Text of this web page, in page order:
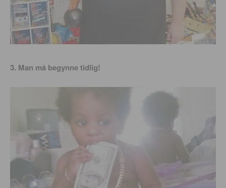
3. Man må begynne tidlig!